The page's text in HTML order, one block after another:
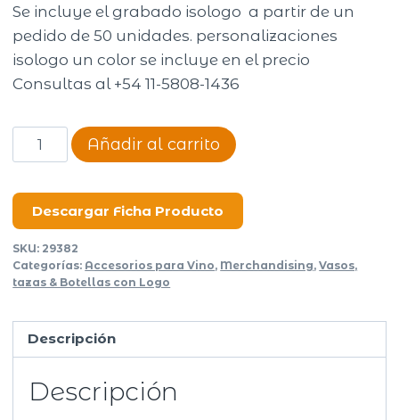
Se incluye el grabado isologo a partir de un
pedido de 50 unidades. personalizaciones
isologo un color se incluye en el precio
Consultas al +54 11-5808-1436
Vaso
80ml
cantidad
Añadir al carrito
Descargar Ficha Producto
SKU: 29382
Categorías: Accesorios para Vino, Merchandising,Vasos,
tazas & Botellas con Logo
Descripción
Descripción